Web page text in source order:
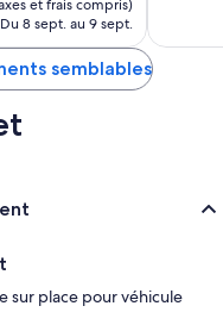
portable, en plus
la climatisation et des
bons mots pour la propreté
établissement.
chambres comprennent :
DEL
et des articles de
comprenant des chaînes
bébé gratuits et l’entretien
de
43 $ CA
et frais compris)
Du 8 sept. au 9 sept.
semblables
sur place pour véhicule